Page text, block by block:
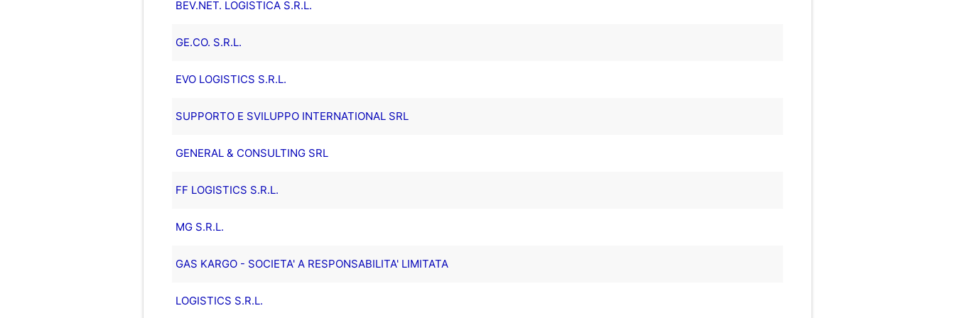
BEV.NET. LOGISTICA S.R.L.
GE.CO. S.R.L.
EVO LOGISTICS S.R.L.
SUPPORTO E SVILUPPO INTERNATIONAL SRL
GENERAL & CONSULTING SRL
FF LOGISTICS S.R.L.
MG S.R.L.
GAS KARGO - SOCIETA' A RESPONSABILITA' LIMITATA
LOGISTICS S.R.L.